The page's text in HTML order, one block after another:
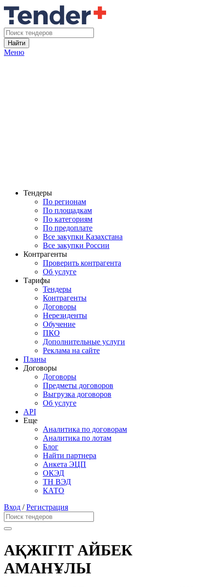
Найти
Меню
Тендеры
По регионам
По площадкам
По категориям
По предоплате
Все закупки Казахстана
Все закупки России
Контрагенты
Проверить контрагента
Об услуге
Тарифы
Тендеры
Контрагенты
Договоры
Нерезиденты
Обучение
ПКО
Дополнительные услуги
Реклама на сайте
Планы
Договоры
Договоры
Предметы договоров
Выгрузка договоров
Об услуге
API
Еще
Аналитика по договорам
Аналитика по лотам
Блог
Найти партнера
Анкета ЭЦП
ОКЭД
ТН ВЭД
КАТО
Вход /Регистрация
АҚЖІГІТ АЙБЕК
АМАНҰЛЫ